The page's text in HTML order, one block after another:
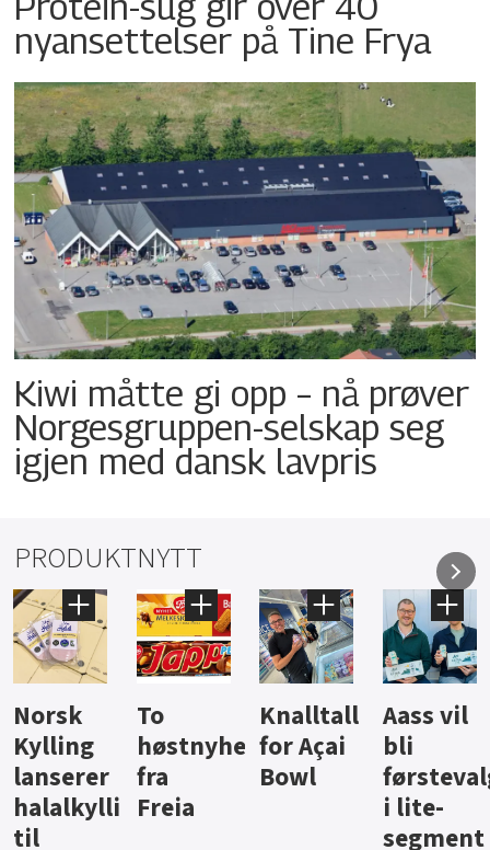
nyansettelser på Tine Frya
Kiwi måtte gi opp – nå prøver
Norgesgruppen-selskap seg
igjen med dansk lavpris
PRODUKTNYTT
Knalltall
for Açai
Bowl
Aass vil
bli
førstevalg
i lite-
Brus og
jus fra
Berentsen
Hard
iste fra
Hansa